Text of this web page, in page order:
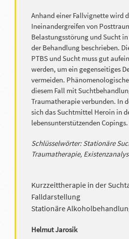
Anhand einer Fallvignette wird
Ineinandergreifen von
Belastungsstörung und Sucht
der Behandlung beschrieben.
PTBS und Sucht muss gut
werden, um ein gegenseitiges
vermeiden.
diesem Fall mit
Traumatherapie verbunden. In
sich das Suchtmittel Heroin in
lebensunterstützenden Copings.
Schlüsselwörter: Stationäre
Traumatherapie,
Kurzzeittherapie in der
Falldarstellung
Stationäre
Helmut Jarosik